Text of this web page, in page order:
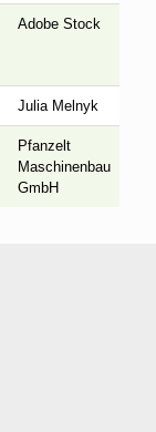
Adobe Stock
Julia Melnyk
Pfanzelt
Maschinenbau
GmbH